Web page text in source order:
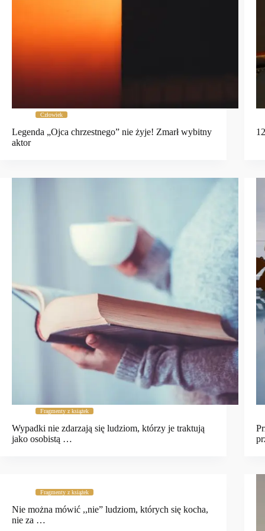
Człowiek
Legenda „Ojca chrzestnego” nie żyje! Zmarł wybitny
aktor
Fragmenty z książek
Wypadki nie zdarzają się ludziom, którzy je traktują
jako osobistą …
Fragmenty z książek
Nie można mówić ,,nie” ludziom, których się kocha,
nie za …